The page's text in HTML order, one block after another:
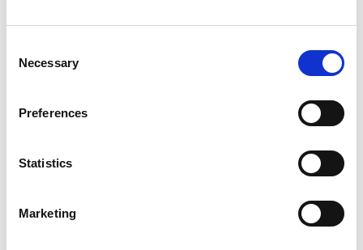
Selection
Necessary
Preferences
Statistics
Marketing